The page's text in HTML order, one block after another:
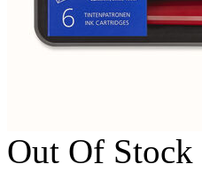
Out Of Stock